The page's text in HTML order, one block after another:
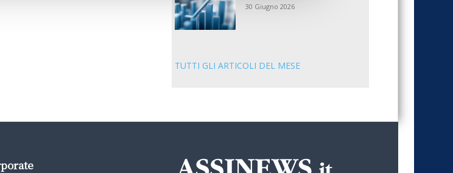
30 Giugno 2026
TUTTI GLI ARTICOLI DEL MESE